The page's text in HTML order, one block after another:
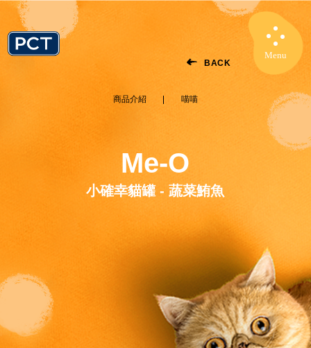
MenuClose
BACK
商品介紹 喵喵
Me-O
小確幸貓罐 - 蔬菜鮪魚